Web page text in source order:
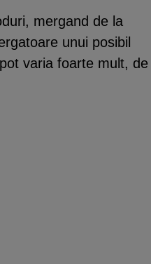
mergand de la
unui posibil
varia foarte mult, de